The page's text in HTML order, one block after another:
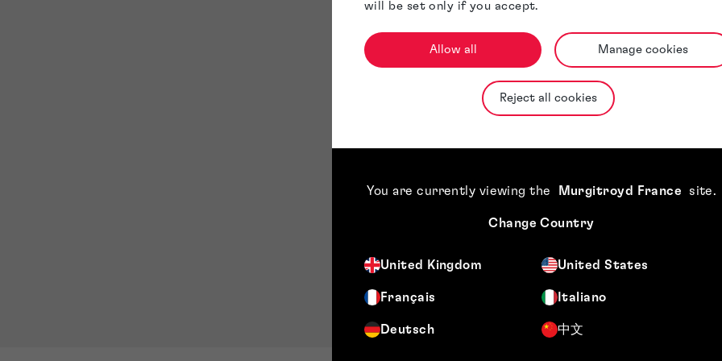
will be set only if you accept.
Allow all Manage cookies
Reject all cookies
You are currently viewing the Murgitroyd France site.
Change Country
United Kingdom United States
Français Italiano
Deutsch 中文
vous